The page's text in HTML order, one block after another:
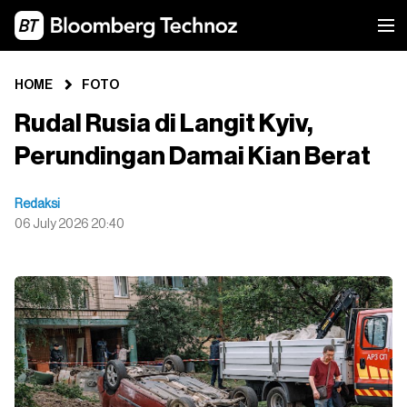
HOME FOTO
Rudal Rusia di Langit Kyiv,
Perundingan Damai Kian Berat
Redaksi
06 July 2026 20:40